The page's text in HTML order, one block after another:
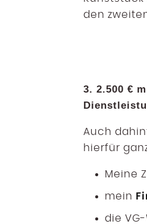
den
3. 2.500 €
Auch
hierfür
Meine
mein
die